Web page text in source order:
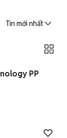
Tin mới nhất
PP